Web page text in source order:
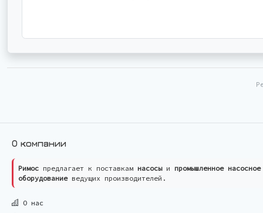
О компании
Римос предлагает к поставкам насосыи промышленное насосное
оборудованиеведущих производителей.
О нас